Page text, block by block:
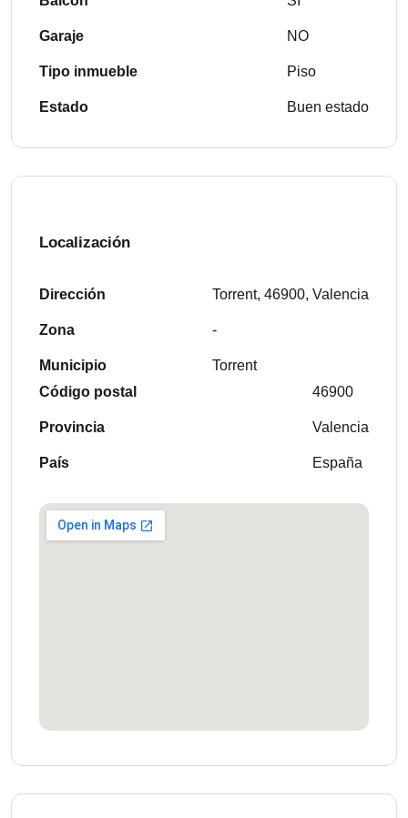
Garaje
Tipo inmueble
Estado
NO
Piso
Buen estado
Localización
Dirección
Zona
Municipio
Torrent, 46900, Valencia
-
Torrent
Código postal
Provincia
País
46900
Valencia
España